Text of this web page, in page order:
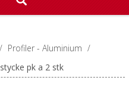
/ Profiler - Aluminium /
pk a 2 stk